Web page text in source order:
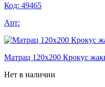
Код: 49465
Арт:
Матрац 120х200 Крокус
Нет в наличии